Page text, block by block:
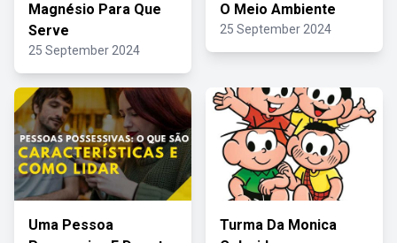
Magnésio Para Que
Serve
25 September 2024
O Meio Ambiente
25 September 2024
Uma Pessoa
Turma Da Monica